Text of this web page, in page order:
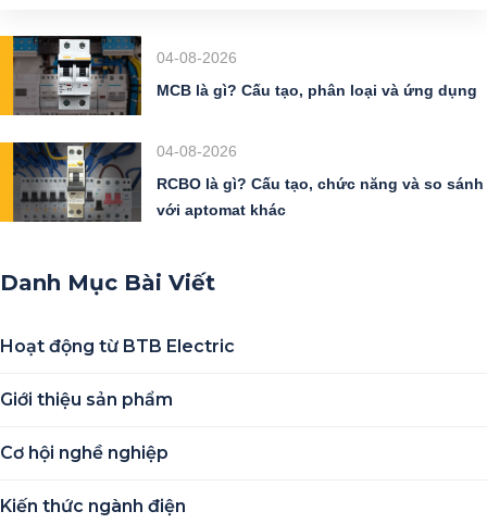
04-08-2026
MCB là gì? Cấu tạo, phân loại và ứng dụng
04-08-2026
RCBO là gì? Cấu tạo, chức năng và so sánh
với aptomat khác
Danh Mục Bài Viết
Hoạt động từ BTB Electric
Giới thiệu sản phẩm
Cơ hội nghề nghiệp
Kiến thức ngành điện